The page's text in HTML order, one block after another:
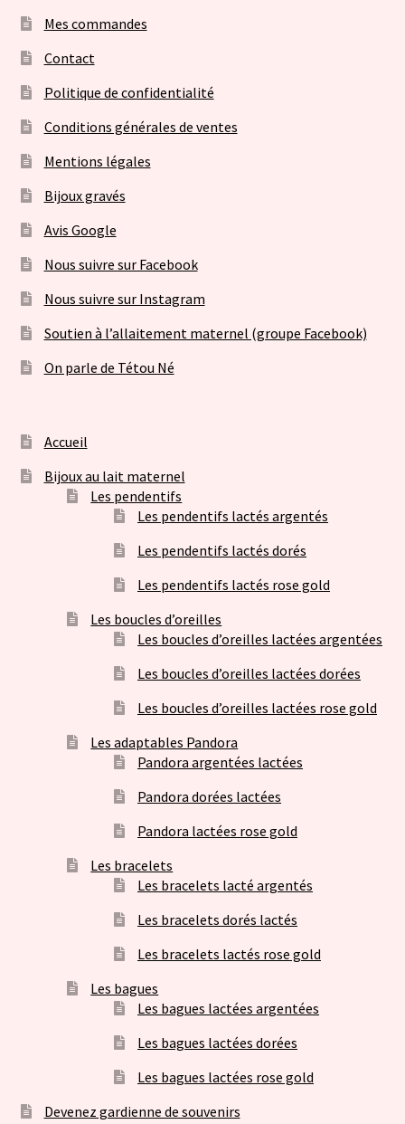
Mes commandes
Contact
Politique de confidentialité
Conditions générales de ventes
Mentions légales
Bijoux gravés
Avis Google
Nous suivre sur Facebook
Nous suivre sur Instagram
Soutien à l’allaitement maternel (groupe Facebook)
On parle de Tétou Né
Accueil
Bijoux au lait maternel
Les pendentifs
Les pendentifs lactés argentés
Les pendentifs lactés dorés
Les pendentifs lactés rose gold
Les boucles d’oreilles
Les boucles d’oreilles lactées argentées
Les boucles d’oreilles lactées dorées
Les boucles d’oreilles lactées rose gold
Les adaptables Pandora
Pandora argentées lactées
Pandora dorées lactées
Pandora lactées rose gold
Les bracelets
Les bracelets lacté argentés
Les bracelets dorés lactés
Les bracelets lactés rose gold
Les bagues
Les bagues lactées argentées
Les bagues lactées dorées
Les bagues lactées rose gold
Devenez gardienne de souvenirs